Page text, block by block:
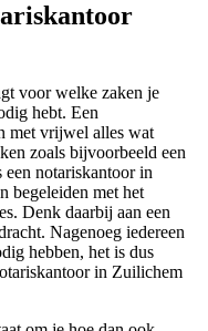
voor welke zaken je
hebt. Een
met vrijwel alles wat
zoals bijvoorbeeld een
een notariskantoor in
begeleiden met het
Denk daarbij aan een
Nagenoeg iedereen
hebben, het is dus
in Zuilichem